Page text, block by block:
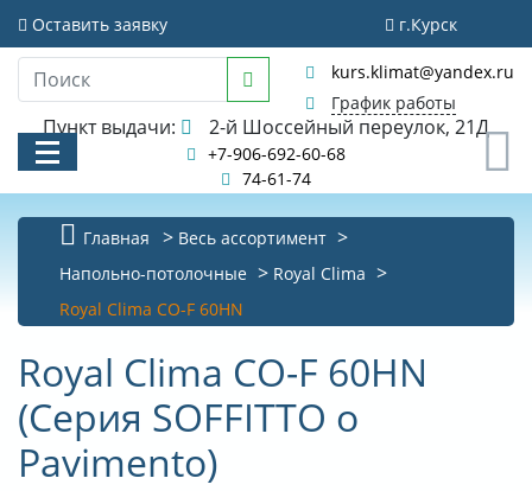
Оставить заявку г.Курск
kurs.klimat@yandex.ru
График работы
Пункт выдачи: 2-й Шоссейный переулок, 21Д
+7-906-692-60-68
74-61-74
КАТАЛОГ
АКЦИИ И РАСПРОДАЖИ
УСЛУГИ
БИБЛИОТЕКА
НОВОСТИ
Главная
Весь ассортимент
Напольно-потолочные
Royal Clima
Royal Clima CO-F 60HN
Royal Clima CO-F 60HN
(Серия SOFFITTO o
Pavimento)